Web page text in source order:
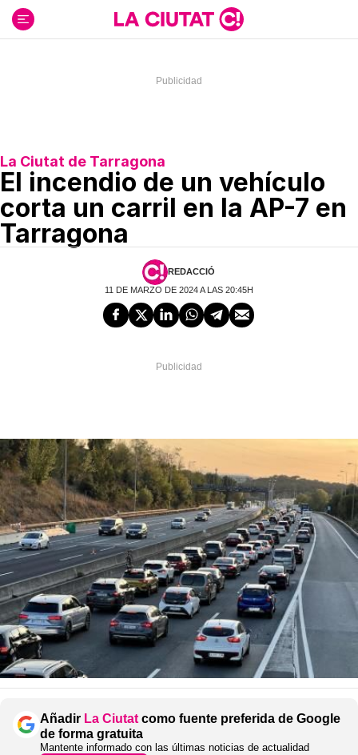
contenido
La Ciutat de Tarragona
El incendio de un vehículo
corta un carril en la AP-7 en
Tarragona
REDACCIÓ
11 DE MARZO DE 2024 A LAS 20:45H
Añadir La Ciutat como fuente preferida de Google
de forma gratuita
Mantente informado con las últimas noticias de actualidad